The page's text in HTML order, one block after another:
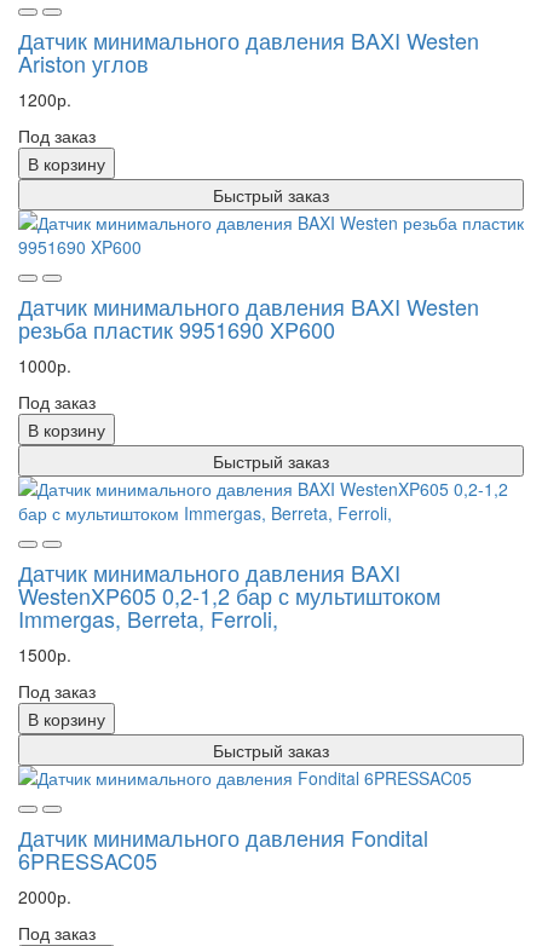
Датчик минимального давления BAXI Westen
Ariston углов
1200р.
Под заказ
В корзину
Быстрый заказ
Датчик минимального давления BAXI Westen
резьба пластик 9951690 XP600
1000р.
Под заказ
В корзину
Быстрый заказ
Датчик минимального давления BAXI
WestenXP605 0,2-1,2 бар с мультиштоком
Immergas, Berreta, Ferroli,
1500р.
Под заказ
В корзину
Быстрый заказ
Датчик минимального давления Fondital
6PRESSAC05
2000р.
Под заказ